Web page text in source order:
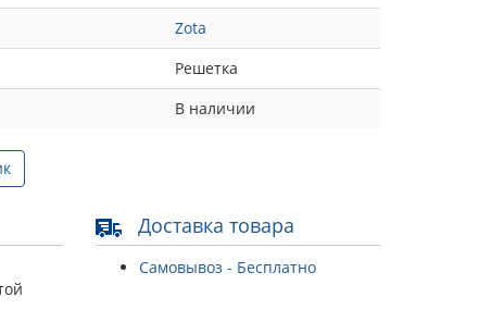
Zota
Решетка
В наличии
Доставка товара
Самовывоз - Бесплатно